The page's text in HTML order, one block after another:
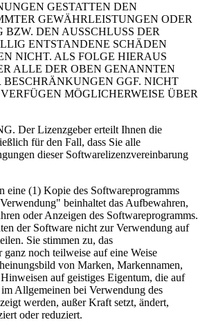
GESTATTEN DEN
GEWÄHRLEISTUNGEN ODER
DEN AUSSCHLUSS DER
ENTSTANDENE SCHÄDEN
NICHT. ALS FOLGE HIERAUS
ALLE DER OBEN GENANNTEN
BESCHRÄNKUNGEN GGF. NICHT
MÖGLICHERWEISE ÜBER
Der Lizenzgeber erteilt Ihnen die
für den Fall, dass Sie alle
dieser Softwarelizenzvereinbarung
eine (1) Kopie des Softwareprogramms
beinhaltet das Aufbewahren,
oder Anzeigen des Softwareprogramms.
der Software nicht zur Verwendung auf
Sie stimmen zu, das
noch teilweise auf eine Weise
von Marken, Markennamen,
auf geistiges Eigentum, die auf
Allgemeinen bei Verwendung des
werden, außer Kraft setzt, ändert,
oder reduziert.